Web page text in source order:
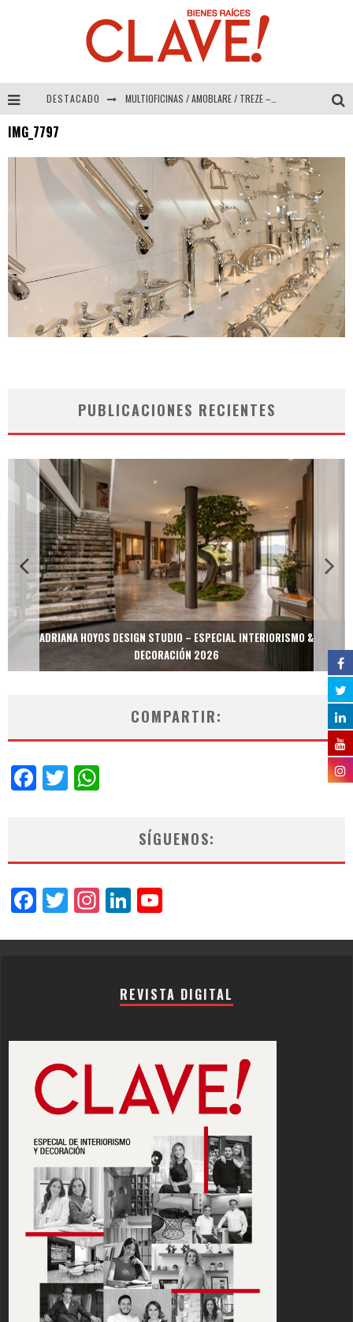
DESTACADO MULTIOFICINAS / AMOBLARE / TREZE – Especial Interiorismo & Decoración 2026
COLINEAL – Especial Interiorismo & Decoración 2026
ADRIANA HOYOS DESIGN STUDIO – Especial Interiorismo & Decoración 2026
IMG_7797
PUBLICACIONES RECIENTES
ADRIANA HOYOS DESIGN STUDIO – ESPECIAL INTERIORISMO &
DECORACIÓN 2026
COMPARTIR:
Facebook
Twitter
SÍGUENOS:
Facebook
Twitter
Instagram
LinkedIn
REVISTA DIGITAL